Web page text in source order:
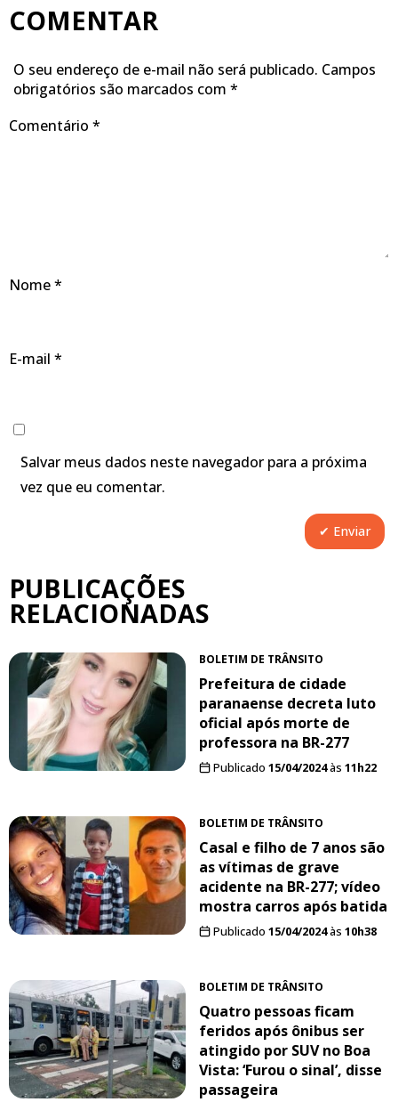
COMENTAR
O seu endereço de e-mail não será publicado. Campos
obrigatórios são marcados com *
Comentário *
Nome*
E-mail *
Salvar meus dados neste navegador para a próxima
vez que eu comentar.
PUBLICAÇÕES
RELACIONADAS
BOLETIM DE TRÂNSITO
Prefeitura de cidade
paranaense decreta luto
oficial após morte de
professora na BR-277
Publicado 15/04/2024às 11h22
BOLETIM DE TRÂNSITO
Casal e filho de 7 anos são
as vítimas de grave
acidente na BR-277; vídeo
mostra carros após batida
Publicado 15/04/2024às 10h38
BOLETIM DE TRÂNSITO
Quatro pessoas ficam
feridos após ônibus ser
atingido por SUV no Boa
Vista: ‘Furou o sinal’, disse
passageira